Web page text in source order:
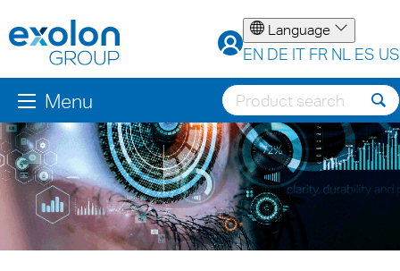
Language
EN DE IT FR NL ES US
Menu